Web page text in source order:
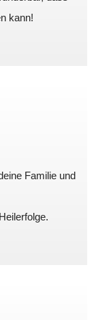
kann!
Familie und